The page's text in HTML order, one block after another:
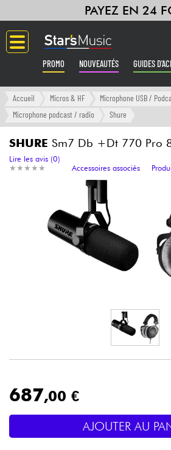
PAYEZ EN 24
PROMO NOUVEAUTÉS GUIDES
Langue
Amplis & Effets
Claviers & Pianos
Synthés & Sampleurs
Home Studio
Eclairage
Accueil Micros & HF
Microphone USB /
Microphone podcast / radio
Shure
SHURE Sm7 Db +Dt 770 Pro
★ ★ ★ ★ ★
★ ★ ★ ★ ★
Lire les avis (0)
Accessoires associés
687,00 €
AJOUTER AU